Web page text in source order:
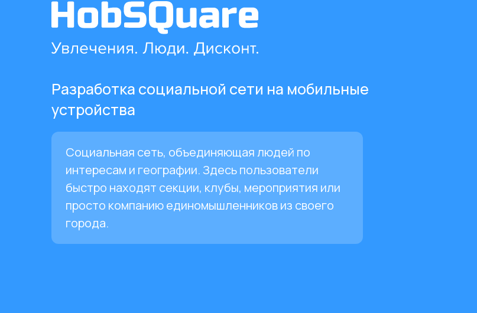
Разработка социальной сети на мобильные
устройства
Социальная сеть, объединяющая людей по
интересам и географии. Здесь пользователи
быстро находят секции, клубы, мероприятия или
просто компанию единомышленников из своего
города.